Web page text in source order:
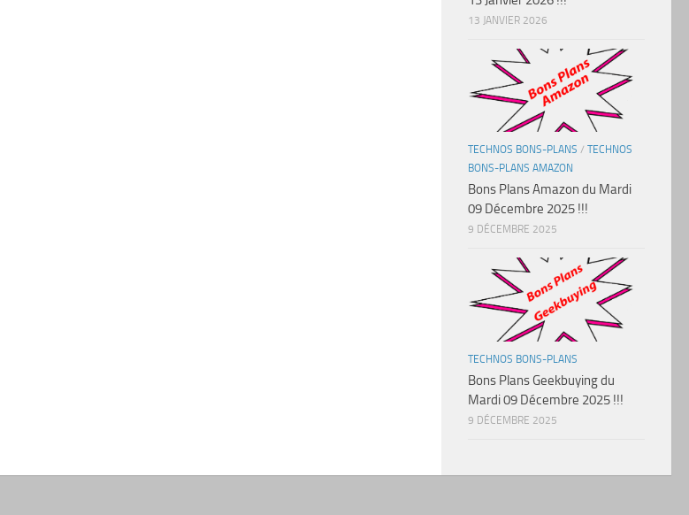
13 JANVIER 2026
TECHNOS BONS-PLANS / TECHNOS
BONS-PLANS AMAZON
Bons Plans Amazon du Mardi
09 Décembre 2025 !!!
9 DÉCEMBRE 2025
TECHNOS BONS-PLANS
Bons Plans Geekbuying du
Mardi 09 Décembre 2025 !!!
9 DÉCEMBRE 2025